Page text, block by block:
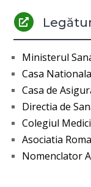

Ministerul
Casa
Casa de
Directia de
Colegiul
Asociatia
Nomenclator